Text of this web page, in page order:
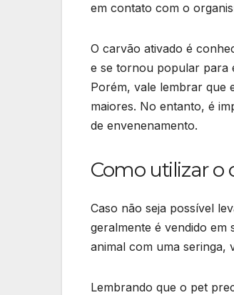
em contato com o
O carvão ativado é
e se tornou popular para
Porém, vale lembrar que
maiores. No entanto, é
de envenenamento.
Como utilizar o
Caso não seja possível
geralmente é vendido em
animal com uma seringa,
Lembrando que o pet